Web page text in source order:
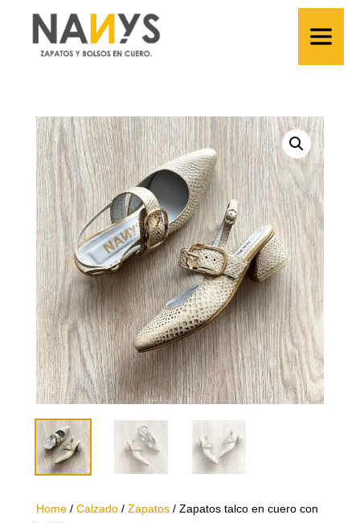
Home/ Calzado/ Zapatos/ Zapatos talco en cuero con